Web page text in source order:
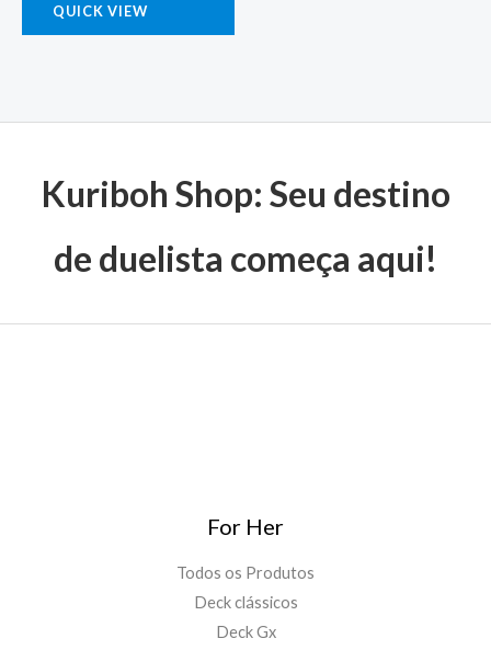
QUICK VIEW
Kuriboh Shop: Seu destino
de duelista começa aqui!
For Her
Todos os Produtos
Deck clássicos
Deck Gx